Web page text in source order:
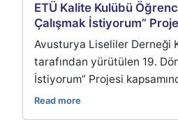
“Ben
Platformu
Çalışmak
Üniversitemiz...
Öğrenci
Erzurum
öğrenciler;